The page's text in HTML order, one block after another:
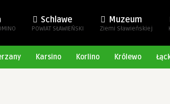
Schlawe
POWIAT SŁAWIEŃSKI
Muzeum
Ziemi Sławieńskiej
Karsino Korlino Królewo